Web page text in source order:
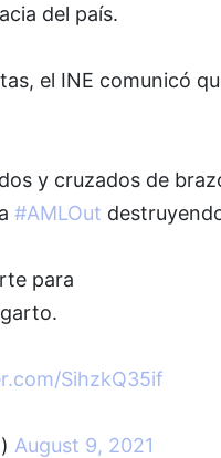
del país.
el INE comunicó
y cruzados de
#AMLOut
para
SihzkQ35if
August 9, 2021